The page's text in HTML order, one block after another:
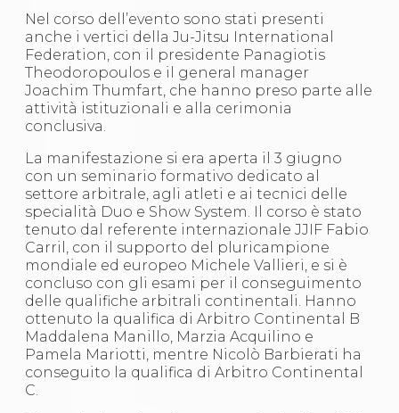
Corsi Monotematici
Corsi di Specializzazione
Corsi FIJLKAM-FISDIR
Corsi Preparatore Fisico
Edutraining class - Didattica infantile
Corso dirigenti sportivi
Sportello Fiscale
News
Modulistica
FAQ
Quesiti fiscali
Sostenibilità
Documenti
Nel corso dell’evento sono stati presenti
anche i vertici della Ju-Jitsu International
Federation, con il presidente Panagiotis
Theodoropoulos e il general manager
Joachim Thumfart, che hanno preso parte alle
attività istituzionali e alla cerimonia
conclusiva.
La manifestazione si era aperta il 3 giugno
con un seminario formativo dedicato al
settore arbitrale, agli atleti e ai tecnici delle
specialità Duo e Show System. Il corso è stato
tenuto dal referente internazionale JJIF Fabio
Carril, con il supporto del pluricampione
mondiale ed europeo Michele Vallieri, e si è
concluso con gli esami per il conseguimento
delle qualifiche arbitrali continentali. Hanno
ottenuto la qualifica di Arbitro Continental B
Maddalena Manillo, Marzia Acquilino e
Pamela Mariotti, mentre Nicolò Barbierati ha
conseguito la qualifica di Arbitro Continental
C.